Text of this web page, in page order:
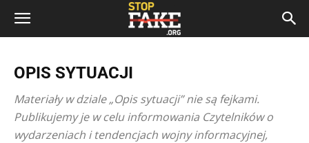
OPIS SYTUACJI
Materiały w dziale „Opis sytuacji” nie są fejkami.
Publikujemy je w celu informowania Czytelników o
wydarzeniach i tendencjach wojny informacyjnej,